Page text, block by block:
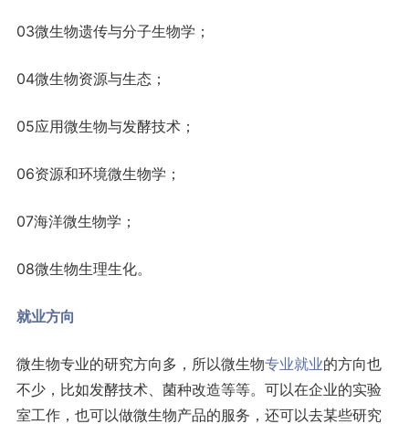
03微生物遗传与分子生物学；
04微生物资源与生态；
05应用微生物与发酵技术；
06资源和环境微生物学；
07海洋微生物学；
08微生物生理生化。
就业方向
微生物专业的研究方向多，所以微生物专业就业的方向也
不少，比如发酵技术、菌种改造等等。可以在企业的实验
室工作，也可以做微生物产品的服务，还可以去某些研究